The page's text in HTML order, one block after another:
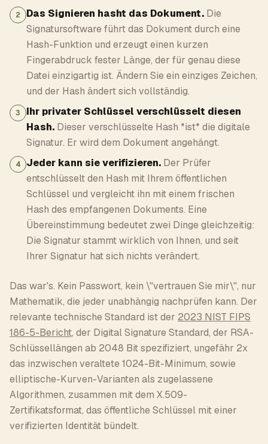
2 Das Signieren hasht das Dokument. Die
Signatursoftware führt das Dokument durch eine
Hash-Funktion und erzeugt einen kurzen
Fingerabdruck fester Länge, der für genau diese
Datei einzigartig ist. Ändern Sie ein einziges Zeichen,
und der Hash ändert sich vollständig.
3
Ihr privater Schlüssel verschlüsselt diesen
Hash. Dieser verschlüsselte Hash *ist* die digitale
Signatur. Er wird dem Dokument angehängt.
4 Jeder kann sie verifizieren. Der Prüfer
entschlüsselt den Hash mit Ihrem öffentlichen
Schlüssel und vergleicht ihn mit einem frischen
Hash des empfangenen Dokuments. Eine
Übereinstimmung bedeutet zwei Dinge gleichzeitig:
Die Signatur stammt wirklich von Ihnen, und seit
Ihrer Signatur hat sich nichts verändert.
Das war's. Kein Passwort, kein \"vertrauen Sie mir\", nur
Mathematik, die jeder unabhängig nachprüfen kann. Der
relevante technische Standard ist der 2023 NIST FIPS
186-5-Bericht, der Digital Signature Standard, der RSA-
Schlüssellängen ab 2048 Bit spezifiziert, ungefähr 2x
das inzwischen veraltete 1024-Bit-Minimum, sowie
elliptische-Kurven-Varianten als zugelassene
Algorithmen, zusammen mit dem X.509-
Zertifikatsformat, das öffentliche Schlüssel mit einer
verifizierten Identität bündelt.